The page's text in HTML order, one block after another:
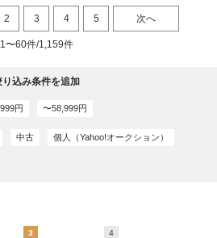
2 3 4 5 次へ
1〜60件/1,159件
り込み条件を追加
円 〜58,999円
中古 個人（Yahoo!オークション）
3 4